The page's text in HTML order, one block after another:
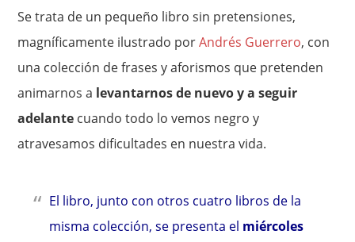
Se trata de un pequeño libro sin pretensiones,
magníficamente ilustrado porAndrés Guerrero, con
una colección de frases y aforismos que pretenden
animarnos a levantarnos de nuevo y a seguir
adelante cuando todo lo vemos negro y
atravesamos dificultades en nuestra vida.
El libro, junto con otros cuatro libros de la
misma colección, se presenta el miércoles